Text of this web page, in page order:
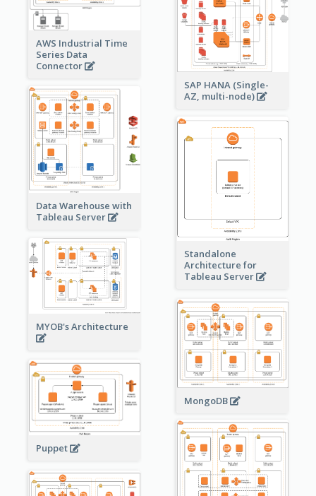
AWS Industrial Time
Series Data
Connector
SAP HANA (Single-
AZ, multi-node)
Data Warehouse with
Tableau Server
Standalone
Architecture for
Tableau Server
MYOB's Architecture
MongoDB
Puppet